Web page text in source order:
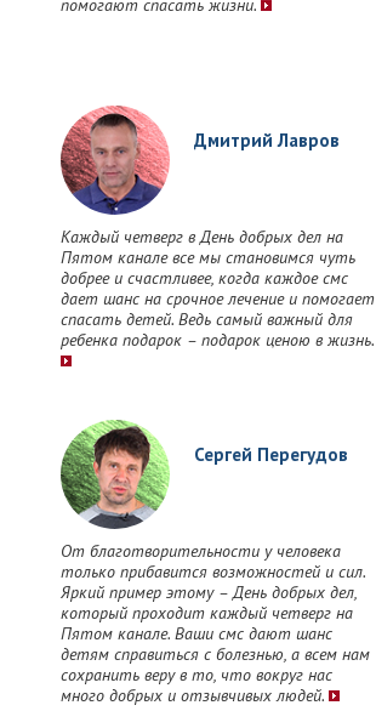
помогают спасать жизни.
Дмитрий Лавров
Каждый четверг в День добрых дел на
Пятом канале все мы становимся чуть
добрее и счастливее, когда каждое смс
дает шанс на срочное лечение и помогает
спасать детей. Ведь самый важный для
ребенка подарок – подарок ценою в жизнь.
Сергей Перегудов
От благотворительности у человека
только прибавится возможностей и сил.
Яркий пример этому – День добрых дел,
который проходит каждый четверг на
Пятом канале. Ваши смс дают шанс
детям справиться с болезнью, а всем нам
сохранить веру в то, что вокруг нас
много добрых и отзывчивых людей.